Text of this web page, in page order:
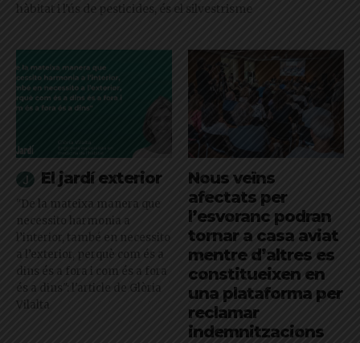
hàbitat i l'ús de pesticides, és el silvestrisme
El jardí exterior
"De la mateixa manera que
necessito harmonia a
l’interior, també en necessito
a l’exterior, perquè com és a
dins és a fora i com és a fora
és a dins": l'article de Glòria
Vilalta
Nous veïns
afectats per
l’esvoranc podran
tornar a casa aviat
mentre d’altres es
constitueixen en
una plataforma per
reclamar
indemnitzacions